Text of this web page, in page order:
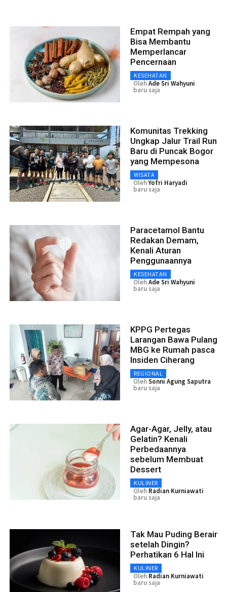
Empat Rempah yang
Bisa Membantu
Memperlancar
Pencernaan
KESEHATAN
OlehAde Sri Wahyuni
baru saja
Komunitas Trekking
Ungkap Jalur Trail Run
Baru di Puncak Bogor
yang Mempesona
WISATA
OlehYofri Haryadi
baru saja
Paracetamol Bantu
Redakan Demam,
Kenali Aturan
Penggunaannya
KESEHATAN
OlehAde Sri Wahyuni
baru saja
KPPG Pertegas
Larangan Bawa Pulang
MBG ke Rumah pasca
Insiden Ciherang
REGIONAL
OlehSonni Agung Saputra
baru saja
Agar-Agar, Jelly, atau
Gelatin? Kenali
Perbedaannya
sebelum Membuat
Dessert
KULINER
Oleh Radian Kurniawati
baru saja
Tak Mau Puding Berair
setelah Dingin?
Perhatikan 6 Hal Ini
KULINER
Oleh Radian Kurniawati
baru saja